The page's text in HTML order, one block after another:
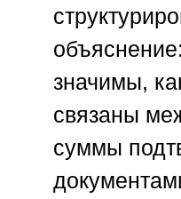
значимы,
связаны
суммы